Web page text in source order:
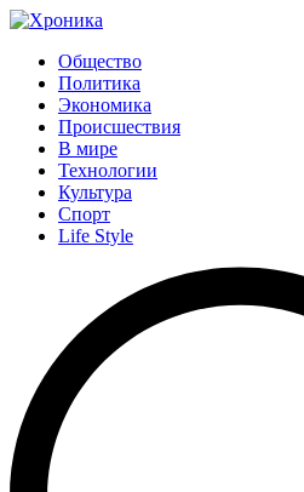
Общество
Политика
Экономика
Происшествия
В мире
Технологии
Культура
Спорт
Life Style